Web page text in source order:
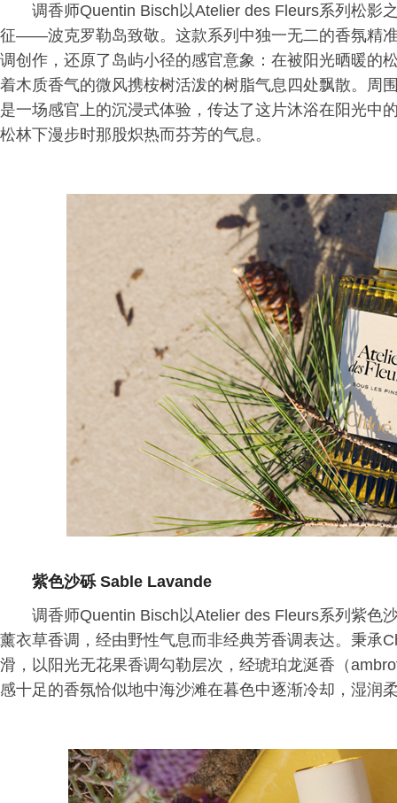
调香师Quentin Bisch以Atelier des Fleurs系列松影
征——波克罗勒岛致敬。这款系列中独一无二的香氛精
调创作，还原了岛屿小径的感官意象：在被阳光晒暖的
着木质香气的微风携桉树活泼的树脂气息四处飘散。周
是一场感官上的沉浸式体验，传达了这片沐浴在阳光中
松林下漫步时那股炽热而芬芳的气息。
紫色沙砾 Sable Lavande
调香师Quentin Bisch以Atelier des Fleurs系列紫色
薰衣草香调，经由野性气息而非经典芳香调表达。秉承
滑，以阳光无花果香调勾勒层次，经琥珀龙涎香（
感十足的香氛恰似地中海沙滩在暮色中逐渐冷却，湿润